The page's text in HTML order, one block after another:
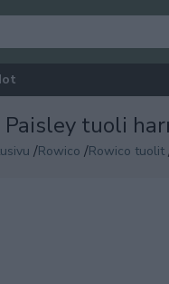
Paisley tuoli
/Rowico /Rowico tuolit